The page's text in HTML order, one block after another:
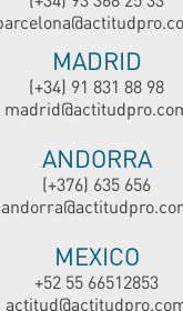
MADRID
(+34) 91 831 88 98
ANDORRA
(+376) 635 656
MEXICO
+52 55 66512853